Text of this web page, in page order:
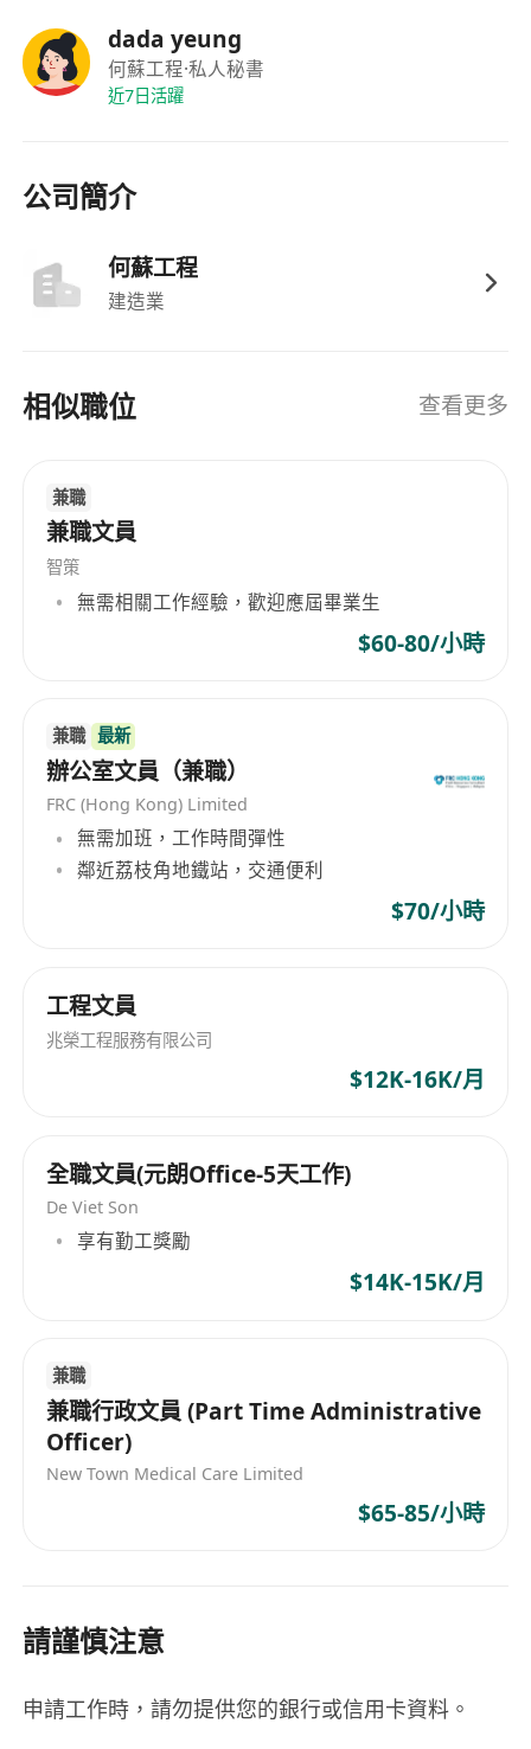
人工: 13000 - 15000
有平安卡優先～～（放心，不用地盤工作，純粹入
dada yeung
何蘇工程·私人秘書
近7日活躍
公司簡介
何蘇工程
建造業
相似職位 查看更多
兼職
兼職文員
智策
無需相關工作經驗，歡迎應屆畢業生
$60-80/小時
兼職 最新
辦公室文員（兼職）
FRC (Hong Kong) Limited
無需加班，工作時間彈性
鄰近荔枝角地鐵站，交通便利
$70/小時
工程文員
兆榮工程服務有限公司
$12K-16K/月
全職文員(元朗Office-5天工作)
De Viet Son
享有勤工獎勵
$14K-15K/月
兼職
兼職行政文員 (Part Time Administrative
Officer)
New Town Medical Care Limited
$65-85/小時
請謹慎注意
申請工作時，請勿提供您的銀行或信用卡資料。